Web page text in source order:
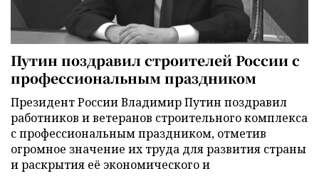
Путин поздравил строителей России с
профессиональным праздником
Президент России Владимир Путин поздравил
работников и ветеранов строительного комплекса
с профессиональным праздником, отметив
огромное значение их труда для развития страны
и раскрытия её экономического и